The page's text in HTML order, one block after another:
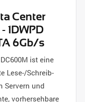
Center
1DWPD
6Gb/s
ist eine
Lese-/Schreib-
Servern und
vorhersehbare